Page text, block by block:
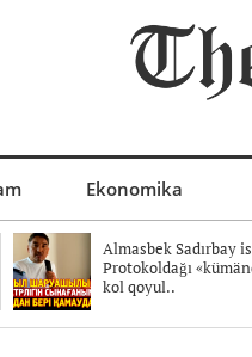
Ekonomika
Almasbek Sadırbay
Protokoldağı
kol qoyul..